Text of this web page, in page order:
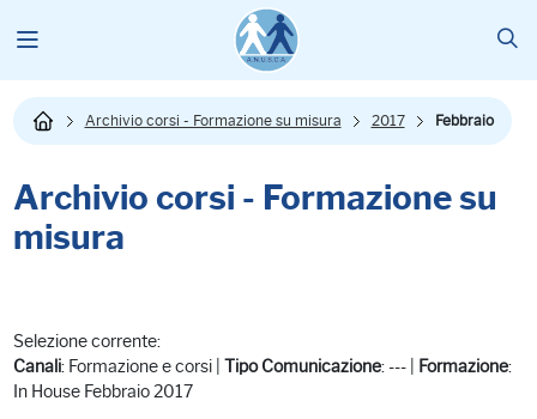
Archivio corsi - Formazione su misura 2017 Febbraio
Archivio corsi - Formazione su
misura
Selezione corrente:
Canali: Formazione e corsi | Tipo Comunicazione: --- | Formazione:
In House Febbraio 2017